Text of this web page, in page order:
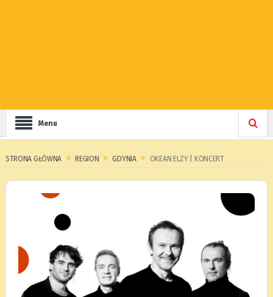
Menu
STRONA GŁÓWNA REGION GDYNIA OKEAN ELZY | KONCERT